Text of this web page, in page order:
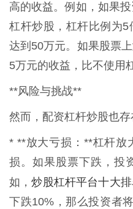
高的收益。例如，如果
杠杆炒股，杠杆比例为
达到50万元。如果股票
5万元的收益，比不使用
**风险与挑战**
然而，配资杠杆炒股也存
* **放大亏损：**杠杆放
损。如果股票下跌，投
如，炒股杠杆平台十大
下跌10%，那么投资者